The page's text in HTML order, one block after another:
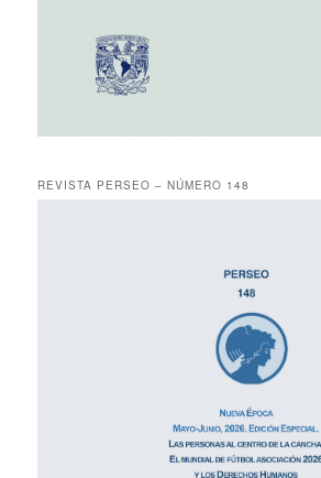
REVISTA PERSEO – NÚMERO 148